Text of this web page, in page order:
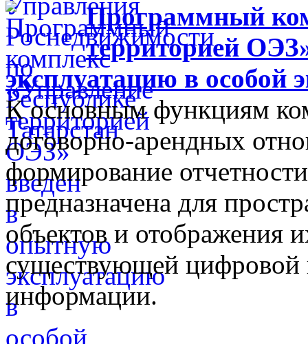
Программный
территорией
эксплуатацию в особой
К основным функциям
договорно-арендных
формирование
предназначена для
объектов и отображения
существующей цифровой
информации.